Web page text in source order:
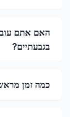
האם אתם
בגבעתיים?
כמה זמן